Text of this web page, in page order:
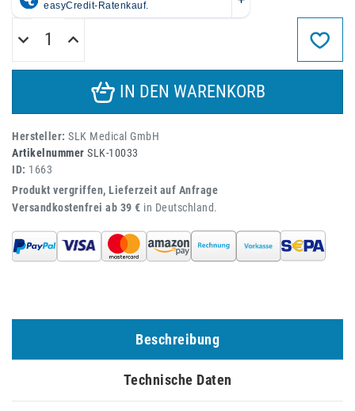
IN DEN WARENKORB
Hersteller: SLK Medical GmbH
Artikelnummer SLK-10033
ID: 1663
Produkt vergriffen, Lieferzeit auf Anfrage
Versandkostenfrei ab 39 € in Deutschland.
Beschreibung
Technische Daten